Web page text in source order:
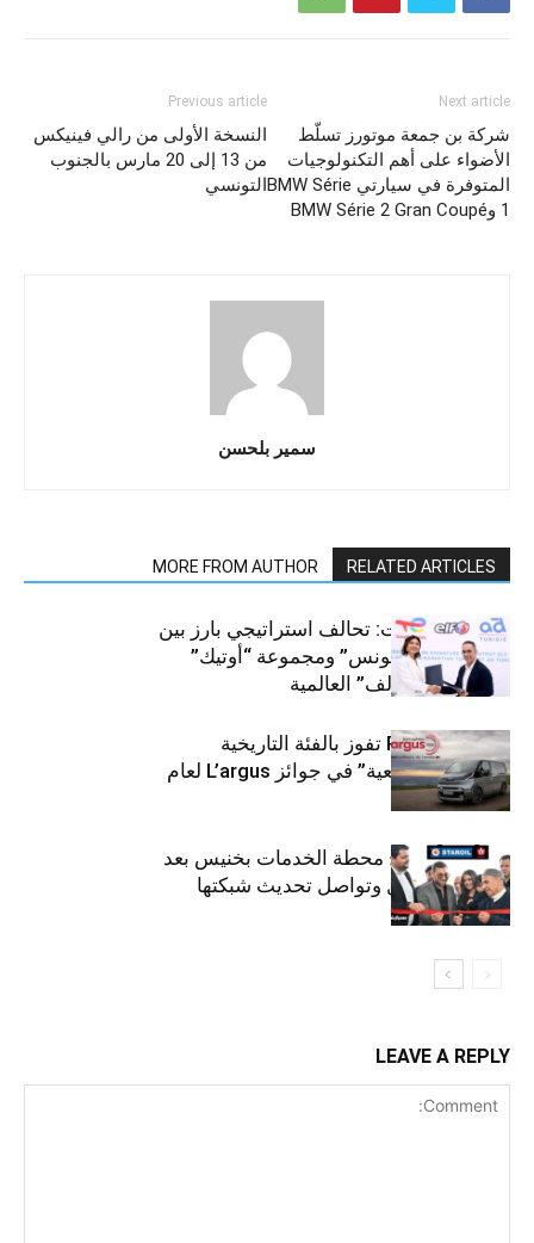
Previous article
النسخة الأولى من رالي فينيكس
من 13 إلى 20 مارس بالجنوب
التونسي
Next article
شركة بن جمعة موتورز تسلّط
الأضواء على أهم التكنولوجيات
المتوفرة في سيارتي BMW Série
1 وBMW Série 2 Gran Coupé
سمير بلحسن
RELATED ARTICLES
MORE FROM AUTHOR
قطاع السيارات: تحالف استراتيجي بارز بين
“توتال إنرجيز تونس” ومجموعة “أوتيك”
لتوزيع زيوت “إلف” العالمية
كيا PV5 Cargo تفوز بالفئة التاريخية
“للمركبات النفعية” في جوائز L’argus لعام
2026
ستارأويل تفتتح محطة الخدمات بخنيس بعد
تجديدهابالكامل وتواصل تحديث شبكتها
LEAVE A REPLY